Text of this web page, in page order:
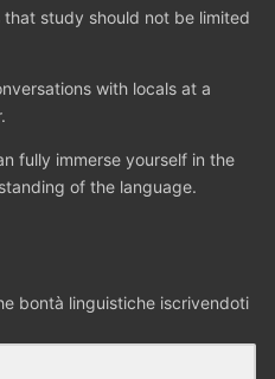
study should not be limited
with locals at a
fully immerse yourself in the
of the language.
bontà linguistiche iscrivendoti